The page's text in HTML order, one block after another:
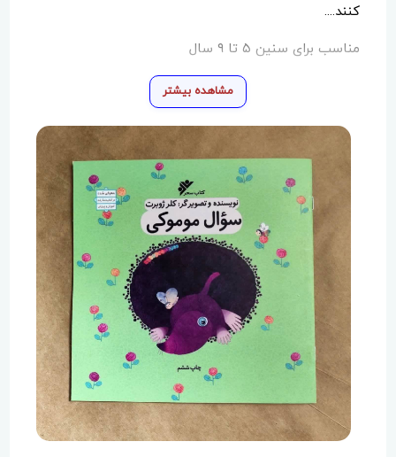
کنند....
مناسب برای سنین ۵ تا ۹ سال
مشاهده بیشتر